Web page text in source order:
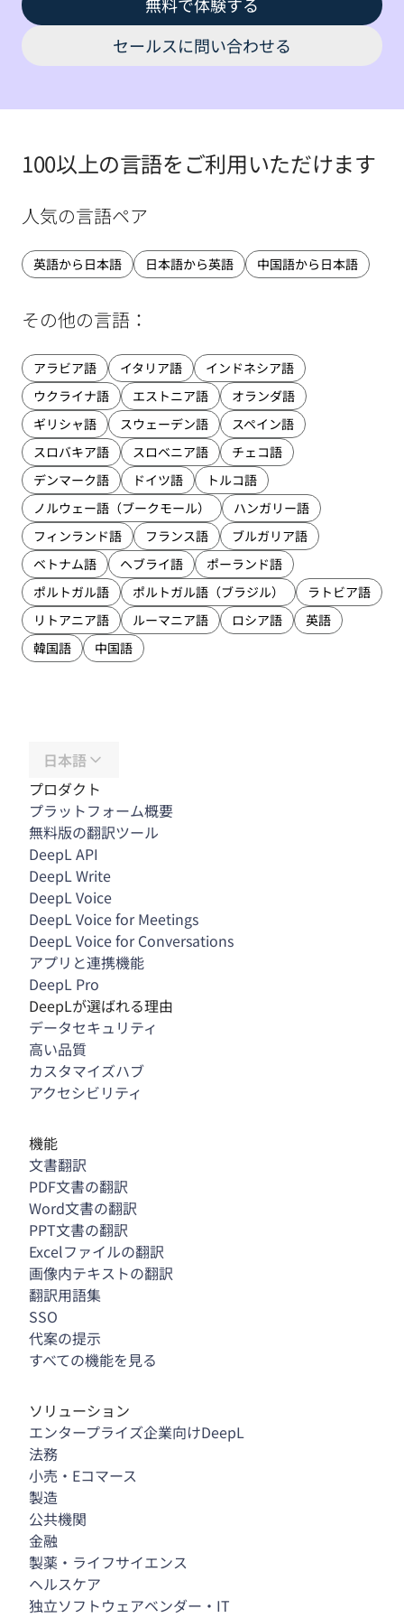
セールスに問い合わせる
100以上の言語をご利用いただけます
人気の言語ペア
英語から日本語 日本語から英語 中国語から日本語
その他の言語：
アラビア語 イタリア語
インドネシア語
ウクライナ語
エストニア語
オランダ語
ギリシャ語
スウェーデン語
スペイン語
スロバキア語
スロベニア語
チェコ語
デンマーク語
ドイツ語
トルコ語
ノルウェー語（ブークモール）
ハンガリー語
フィンランド語
フランス語
ブルガリア語
ベトナム語
ヘブライ語
ポーランド語
ポルトガル語
ポルトガル語（ブラジル）
ラトビア語
リトアニア語
ルーマニア語 ロシア語
英語
韓国語
中国語
日本語
プロダクト
プラットフォーム概要
無料版の翻訳ツール
DeepL API
DeepL Write
DeepL Voice
DeepL Voice for Meetings
DeepL Voice for Conversations
アプリと連携機能
DeepL Pro
DeepLが選ばれる理由
データセキュリティ
高い品質
カスタマイズハブ
アクセシビリティ
機能
文書翻訳
PDF文書の翻訳
Word文書の翻訳
PPT文書の翻訳
Excelファイルの翻訳
画像内テキストの翻訳
翻訳用語集
SSO
代案の提示
すべての機能を見る
ソリューション
エンタープライズ企業向けDeepL
法務
小売・Eコマース
製造
公共機関
金融
製薬・ライフサイエンス
ヘルスケア
独立ソフトウェアベンダー・IT